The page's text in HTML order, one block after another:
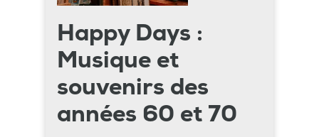
Happy Days :
Musique et
souvenirs des
années 60 et 70